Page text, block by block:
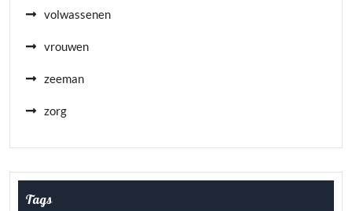
volwassenen
vrouwen
zeeman
zorg
Tags